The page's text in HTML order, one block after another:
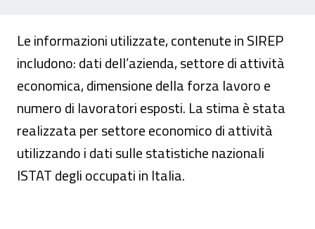
Le informazioni utilizzate, contenute in SIREP
includono: dati dell’azienda, settore di attività
economica, dimensione della forza lavoro e
numero di lavoratori esposti. La stima è stata
realizzata per settore economico di attività
utilizzando i dati sulle statistiche nazionali
ISTAT degli occupati in Italia.